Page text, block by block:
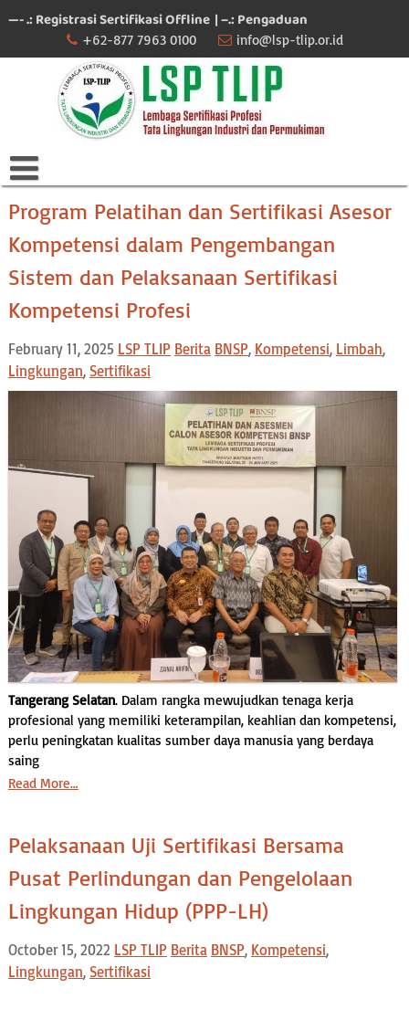
to—- .: Registrasi Sertifikasi Offline | –.: Pengaduan
+62-877 7963 0100 info@lsp-tlip.or.id
Program Pelatihan dan Sertifikasi Asesor
Kompetensi dalam Pengembangan
Sistem dan Pelaksanaan Sertifikasi
Kompetensi Profesi
February 11, 2025 LSP TLIP Berita BNSP, Kompetensi, Limbah,
Lingkungan, Sertifikasi
Tangerang Selatan. Dalam rangka mewujudkan tenaga kerja
profesional yang memiliki keterampilan, keahlian dan kompetensi,
perlu peningkatan kualitas sumber daya manusia yang berdaya
saing
Read More…
Pelaksanaan Uji Sertifikasi Bersama
Pusat Perlindungan dan Pengelolaan
Lingkungan Hidup (PPP-LH)
October 15, 2022 LSP TLIP Berita BNSP, Kompetensi,
Lingkungan, Sertifikasi